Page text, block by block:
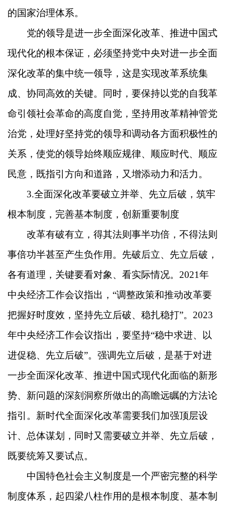
的国家治理体系。
党的领导是进一步全面深化改革、推进中国式
现代化的根本保证，必须坚持党中央对进一步全面
深化改革的集中统一领导，这是实现改革系统集
成、协同高效的关键。同时，要保持以党的自我革
命引领社会革命的高度自觉，坚持用改革精神管党
治党，处理好坚持党的领导和调动各方面积极性的
关系，使党的领导始终顺应规律、顺应时代、顺应
民意，既指引方向和道路，又增添动力和活力。
3.全面深化改革要破立并举、先立后破，筑牢
根本制度，完善基本制度，创新重要制度
改革有破有立，得其法则事半功倍，不得法则
事倍功半甚至产生负作用。先破后立、先立后破，
各有道理，关键要看对象、看实际情况。2021年
中央经济工作会议指出，“调整政策和推动改革要
把握好时度效，坚持先立后破、稳扎稳打”。2023
年中央经济工作会议指出，要坚持“稳中求进、以
进促稳、先立后破”。强调先立后破，是基于对进
一步全面深化改革、推进中国式现代化面临的新形
势、新问题的深刻洞察所做出的高瞻远瞩的方法论
指引。新时代全面深化改革需要我们加强顶层设
计、总体谋划，同时又需要破立并举、先立后破，
既要统筹又要试点。
中国特色社会主义制度是一个严密完整的科学
制度体系，起四梁八柱作用的是根本制度、基本制